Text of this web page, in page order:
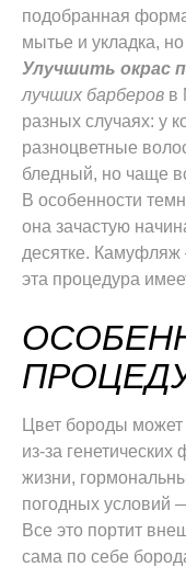
подобранная
мытье и укладка,
Улучшить окрас
лучших барберов в
разных случаях: у
разноцветные
бледный, но чаще
В особенности
она зачастую
десятке.
эта процедура
Цвет бороды
из-за
жизни,
погодных условий
Все это портит
сама по себе